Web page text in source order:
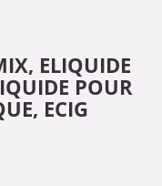
ELIQUIDE
POUR
ECIG